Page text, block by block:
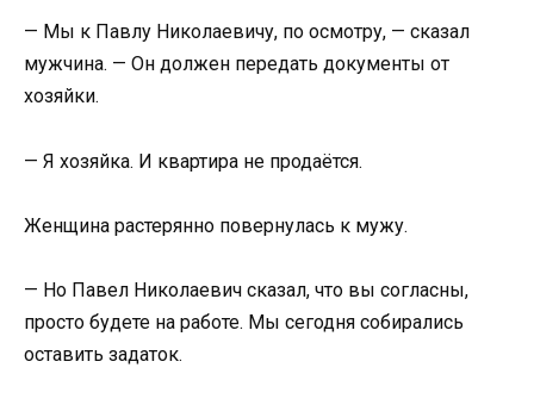
— Мы к Павлу Николаевичу, по осмотру, — сказал
мужчина. — Он должен передать документы от
хозяйки.
— Я хозяйка. И квартира не продаётся.
Женщина растерянно повернулась к мужу.
— Но Павел Николаевич сказал, что вы согласны,
просто будете на работе. Мы сегодня собирались
оставить задаток.